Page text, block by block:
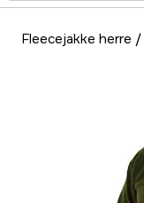
Fleecejakke herre /